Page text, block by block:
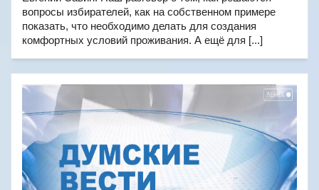
вопросы избирателей, как на собственном примере
показать, что необходимо делать для создания
комфортных условий проживания. А ещё для [...]